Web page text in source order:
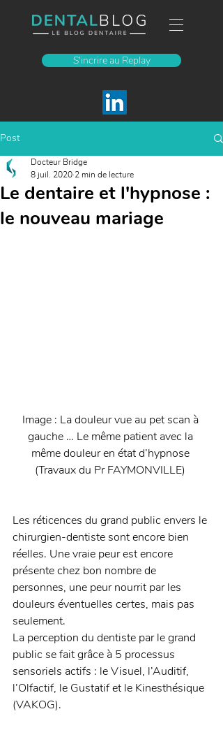
S'incrire au Replay
Post
Le dentaire et l'hypnose :
le nouveau mariage
Docteur Bridge
8 juil. 2020 2 min de lecture
Image : La douleur vue au pet scan à
gauche … Le même patient avec la
même douleur en état d’hypnose
(Travaux du Pr FAYMONVILLE)
Les réticences du grand public envers le
chirurgien-dentiste sont encore bien
réelles. Une vraie peur est encore
présente chez bon nombre de
personnes, une peur nourrit par les
douleurs éventuelles certes, mais pas
seulement.
La perception du dentiste par le grand
public se fait grâce à 5 processus
sensoriels actifs : le Visuel, l’Auditif,
l’Olfactif, le Gustatif et le Kinesthésique
(VAKOG).